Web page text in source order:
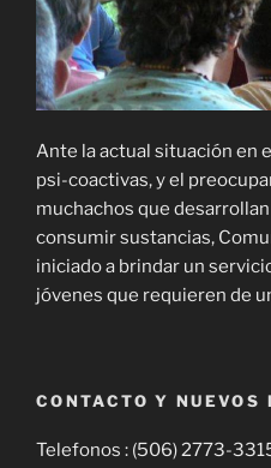
Ante la actual situación en
psi-coactivas, y el
muchachos que
consumir sustancias,
iniciado a brindar un
jóvenes que requieren de
CONTACTO Y NUEVOS
Telefonos : (506) 2773-